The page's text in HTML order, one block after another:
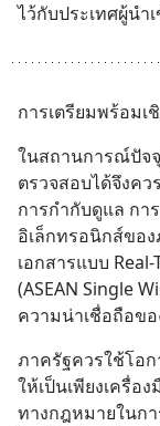
ไว้กับประเทศผู้นำ
การเตรียมพร้อมเ
ในสถานการณ์ปัจ
ตรวจสอบได้จึงค
การกำกับดูแล กา
อิเล็กทรอนิกส์ขอ
เอกสารแบบ
(ASEAN Single
ความน่าเชื่อถือข
ภาครัฐควรใช้โอ
ให้เป็นเพียงเครื่อ
ทางกฎหมายในกา